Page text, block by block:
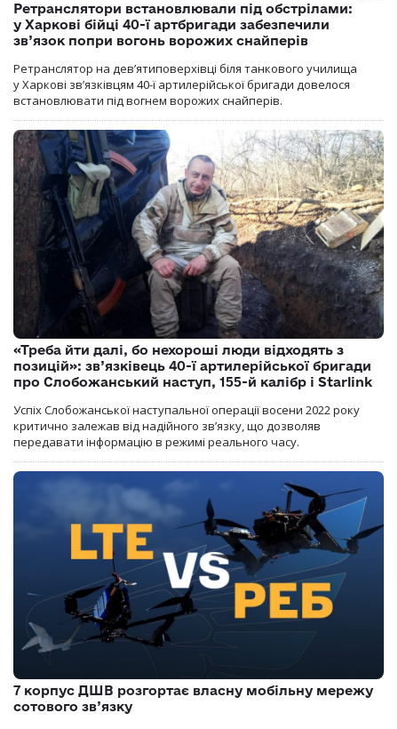
Ретранслятори встановлювали під обстрілами:
у Харкові бійці 40-ї артбригади забезпечили
зв’язок попри вогонь ворожих снайперів
Ретранслятор на дев’ятиповерхівці біля танкового училища
у Харкові зв’язківцям 40-ї артилерійської бригади довелося
встановлювати під вогнем ворожих снайперів.
«Треба йти далі, бо нехороші люди відходять з
позицій»: зв’язківець 40-ї артилерійської бригади
про Слобожанський наступ, 155-й калібр і Starlink
Успіх Слобожанської наступальної операції восени 2022 року
критично залежав від надійного зв’язку, що дозволяв
передавати інформацію в режимі реального часу.
7 корпус ДШВ розгортає власну мобільну мережу
сотового зв’язку